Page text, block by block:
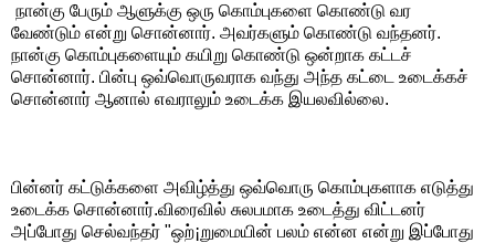
நான்கு பேரும் ஆளுக்கு ஒரு கொம்புகளை கொண்டு வர
வேண்டும் என்று சொன்னார். அவர்களும் கொண்டு வந்தனர்.
நான்கு கொம்புகளையும் கயிறு கொண்டு ஒன்றாக கட்டச்
சொன்னார். பின்பு ஒவ்வொருவராக வந்து அந்த கட்டை உடைக்கச்
சொன்னார் ஆனால் எவராலும் உடைக்க இயலவில்லை.
பின்னர் கட்டுக்களை அவிழ்த்து ஒவ்வொரு கொம்புகளாக எடுத்து
உடைக்க சொன்னார்.விரைவில் சுலபமாக உடைத்து விட்டனர்
அப்போது செல்வந்தர் "ஒற்¡றுமையின் பலம் என்ன என்று இப்போது